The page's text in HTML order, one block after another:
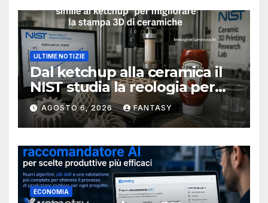
ULTIME NOTIZIE
Dal ketchup alla ceramica il
NIST studia la reologia per
rendere più affidabile la
stampa 3D
AGOSTO 6, 2026 FANTASY
ECONOMIA